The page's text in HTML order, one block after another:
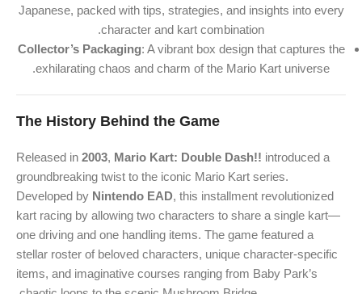
Japanese, packed with tips, strategies, and insights into every
character and kart combination.
Collector’s Packaging: A vibrant box design that captures the
exhilarating chaos and charm of the Mario Kart universe.
The History Behind the Game
Released in 2003, Mario Kart: Double Dash!! introduced a
groundbreaking twist to the iconic Mario Kart series.
Developed by Nintendo EAD, this installment revolutionized
kart racing by allowing two characters to share a single kart—
one driving and one handling items. The game featured a
stellar roster of beloved characters, unique character-specific
items, and imaginative courses ranging from Baby Park’s